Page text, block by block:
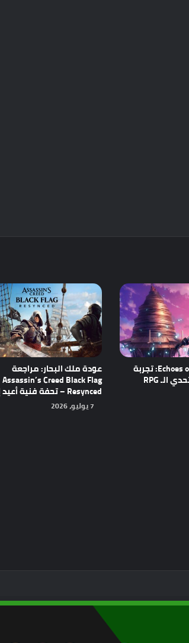
مراجعة Echoes of Aincrad: تجربة
واعدة تجمع بين تحدي الـ RPG
عودة ملك البحار: مراجعة
Assassin’s Creed Black Flag
Resynced – تحفة فنية أعيد إحياؤها!
7 يوليو، 2026